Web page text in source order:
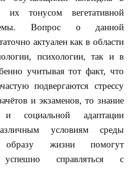
их тонусом вегетативной
Вопрос о данной
актуален как в области
психологии, так и в
учитывая тот факт, что
подвергаются стрессу
и экзаменов, то знание
и социальной адаптации
условиям среды
жизни помогут
справляться с